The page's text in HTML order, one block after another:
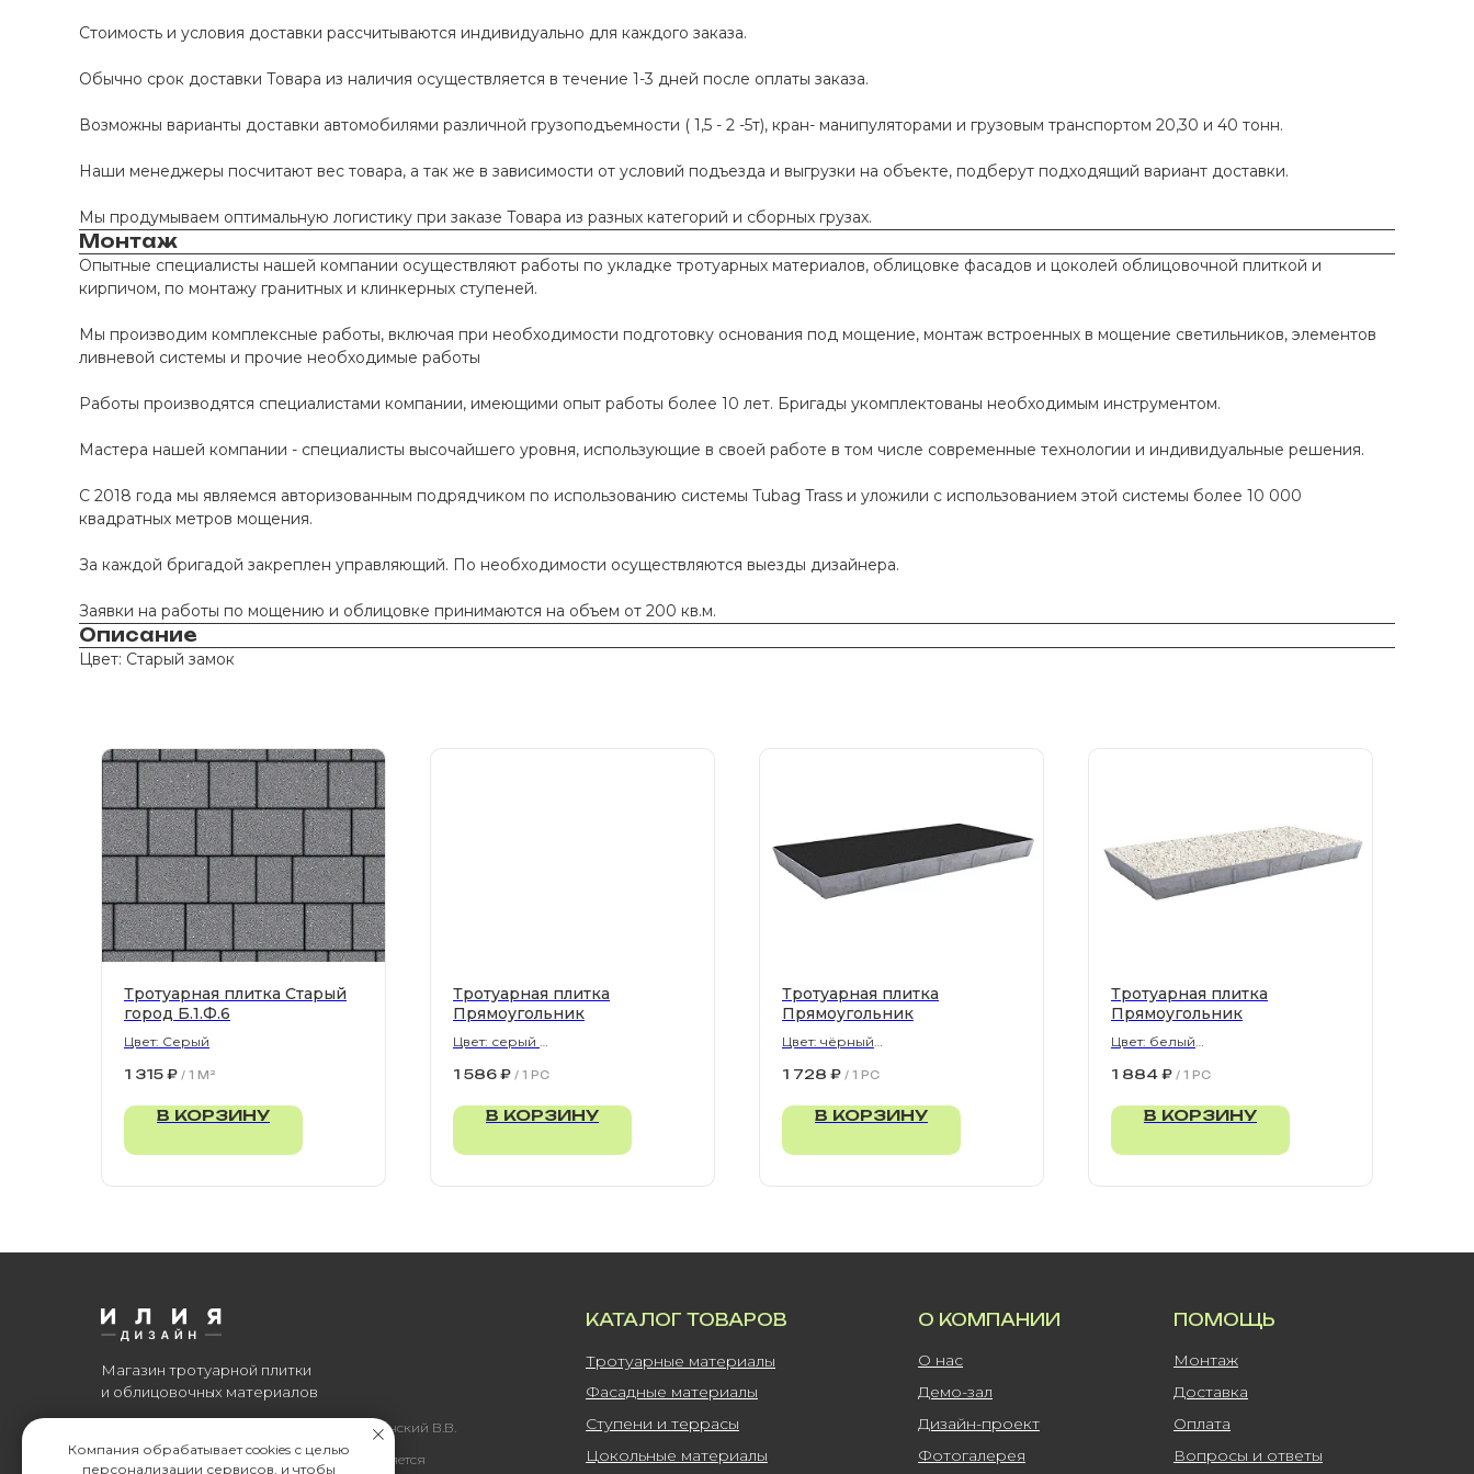
Стоимость и условия доставки рассчитываются индивидуально для каждого заказа.
Обычно срок доставки Товара из наличия осуществляется в течение 1-3 дней после оплаты заказа.
Возможны варианты доставки автомобилями различной грузоподъемности ( 1,5 - 2 -5т), кран- манипуляторами и грузовым транспортом 20,30 и 40 тонн.
Наши менеджеры посчитают вес товара, а так же в зависимости от условий подъезда и выгрузки на объекте, подберут подходящий вариант доставки.
Мы продумываем оптимальную логистику при заказе Товара из разных категорий и сборных грузах.
Монтаж
Опытные специалисты нашей компании осуществляют работы по укладке тротуарных материалов, облицовке фасадов и цоколей облицовочной плиткой и
кирпичом, по монтажу гранитных и клинкерных ступеней.
Мы производим комплексные работы, включая при необходимости подготовку основания под мощение, монтаж встроенных в мощение светильников, элементов
ливневой системы и прочие необходимые работы
Работы производятся специалистами компании, имеющими опыт работы более 10 лет. Бригады укомплектованы необходимым инструментом.
Мастера нашей компании - специалисты высочайшего уровня, использующие в своей работе в том числе современные технологии и индивидуальные решения.
С 2018 года мы являемся авторизованным подрядчиком по использованию системы Tubag Trass и уложили с использованием этой системы более 10 000
квадратных метров мощения.
За каждой бригадой закреплен управляющий. По необходимости осуществляются выезды дизайнера.
Заявки на работы по мощению и облицовке принимаются на объем от 200 кв.м.
Описание
Цвет: Старый замок
Тротуарная плитка Старый
город Б.1.Ф.6
Цвет: Серый
1 315 ₽ / 1 M²
В КОРЗИНУ
Тротуарная плитка
Прямоугольник
Цвет: серый
1 586 ₽ / 1 PC
В КОРЗИНУ
Тротуарная плитка
Прямоугольник
Цвет: чёрный
1 728 ₽ / 1 PC
В КОРЗИНУ
Тротуарная плитка
Прямоугольник
Цвет: белый
1 884 ₽ / 1 PC
В КОРЗИНУ
Информация, размещенная на сайте, не является
Все права защищены. © 2006-2026. ИП Ильинский В.В.
Магазин тротуарной плитки
и облицовочных материалов
КАТАЛОГ ТОВАРОВ
Тротуарные материалы
ПОМОЩЬ
О КОМПАНИИ
Вопросы и ответы
Оплата
Доставка
Монтаж
О нас
Фотогалерея
Дизайн-проект
Цокольные материалы
Ступени и террасы
Фасадные материалы Демо-зал
Компания обрабатывает cookies с целью
персонализации сервисов, и чтобы